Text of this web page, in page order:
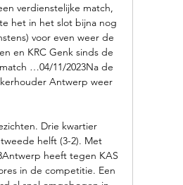
verdienstelijke match,
het in het slot bijna nog
voor even weer de
en KRC Genk sinds de
…04/11/2023Na de
Antwerp weer
Drie kwartier
helft (3-2). Met
heeft tegen KAS
in de competitie. Een